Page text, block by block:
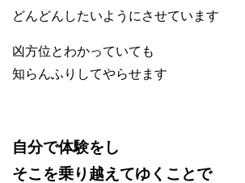
どんどんしたいようにさせています
凶方位とわかっていても
知らんふりしてやらせます
自分で体験をし
そこを乗り越えてゆくことで